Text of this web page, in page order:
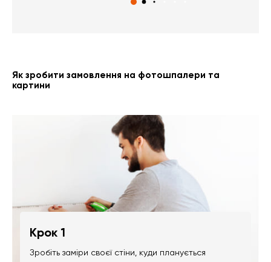
Як зробити замовлення на фотошпалери та
картини
Крок 1
Зробіть заміри своєї стіни, куди планується